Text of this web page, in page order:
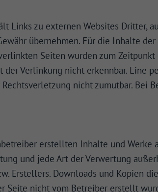
Links zu externen Websites Dritter,
übernehmen. Für die Inhalte
Seiten wurden zum
der Verlinkung nicht erkennbar.
nicht zumutbar. Bei
erstellten Inhalte und
und jede Art der Verwertung
Erstellers. Downloads und Kopien
Seite nicht vom Betreiber erstellt
geben möchten, müssen
Wir verwenden Cookies
ihnen sind essenziell,
zu verbessern.
Adressen), z. B. für
Weitere
in unserer
Datenschutzeinstellungen
Essenziell (1)
Essenzielle Cookies
der Website erforderlich.